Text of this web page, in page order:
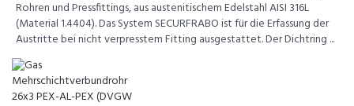
Rohren und Pressfittings, aus austenitischem Edelstahl AISI 316L
(Material 1.4404). Das System SECURFRABO ist für die Erfassung der
Austritte bei nicht verpresstem Fitting ausgestattet. Der Dichtring ...